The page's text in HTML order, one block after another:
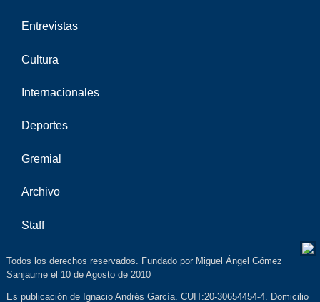
Entrevistas
Cultura
Internacionales
Deportes
Gremial
Archivo
Staff
Todos los derechos reservados. Fundado por Miguel Ángel Gómez
Sanjaume el 10 de Agosto de 2010
Es publicación de Ignacio Andrés García. CUIT:20-30654454-4. Domicilio